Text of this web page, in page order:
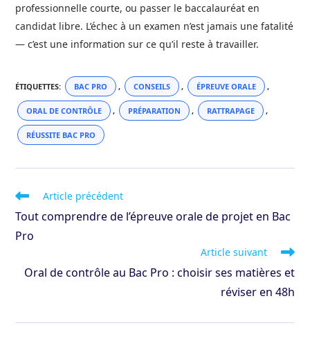
professionnelle courte, ou passer le baccalauréat en
candidat libre. L’échec à un examen n’est jamais une fatalité
— c’est une information sur ce qu’il reste à travailler.
ÉTIQUETTES: BAC PRO , CONSEILS , ÉPREUVE ORALE ,
ORAL DE CONTRÔLE , PRÉPARATION , RATTRAPAGE ,
RÉUSSITE BAC PRO
Read
articles
Article précédent
Tout comprendre de l’épreuve orale de projet en Bac
Pro
Article suivant
Oral de contrôle au Bac Pro : choisir ses matières et
réviser en 48h